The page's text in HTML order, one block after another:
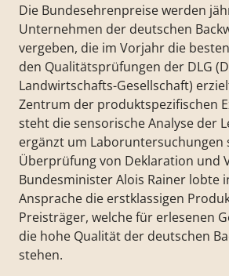
Die Bundesehrenpreise werden
Unternehmen der deutschen
vergeben, die im Vorjahr die
den Qualitätsprüfungen der DLG
Landwirtschafts-Gesellschaft)
Zentrum der produktspezifischen
steht die sensorische Analyse der
ergänzt um Laboruntersuchungen
Überprüfung von Deklaration und
Bundesminister Alois Rainer lobte
Ansprache die erstklassigen
Preisträger, welche für erlesenen
die hohe Qualität der deutschen
stehen.